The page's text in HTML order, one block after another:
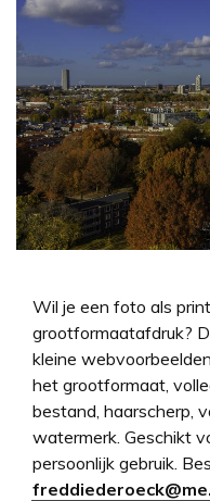
Wil je een foto als
grootformaatafdruk?
kleine
het grootformaat,
bestand, haarscherp,
watermerk. Geschikt
persoonlijk gebruik.